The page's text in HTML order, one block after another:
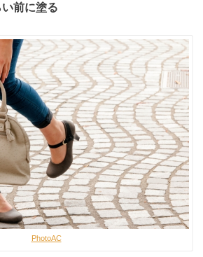
前に塗る
PhotoAC